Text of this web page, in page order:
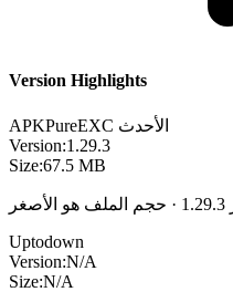
Version Highlights
APKPureEXC الأحدث
Version:1.29.3
Size:67.5 MB
Uptodown
Version:N/A
Size:N/A